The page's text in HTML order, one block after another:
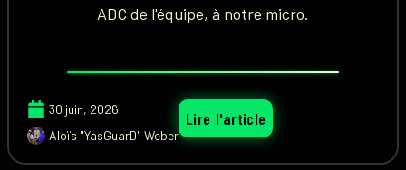
ADC de l'équipe, à notre micro.
30 juin, 2026
Aloïs "YasGuarD" Weber
Lire l'article